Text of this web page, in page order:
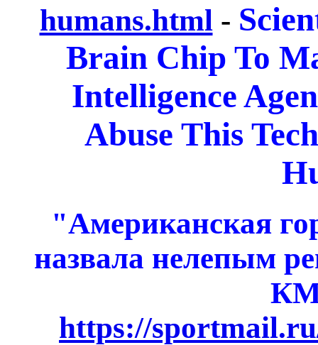
humans.html -
Brain Chip To
Intelligence
Abuse This
"Американская
назвала нелепым
КМ
https://